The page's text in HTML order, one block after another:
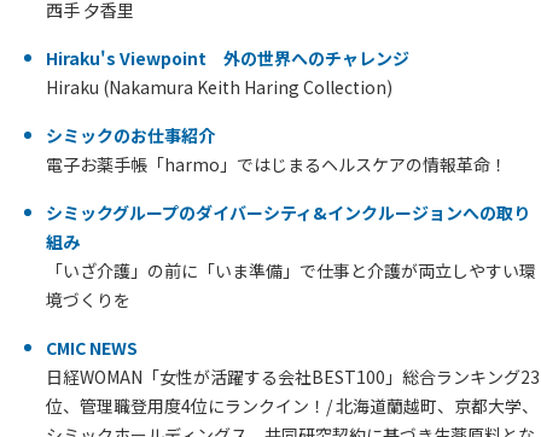
西手 夕香里
Hiraku's Viewpoint 外の世界へのチャレンジ
Hiraku (Nakamura Keith Haring Collection)
シミックのお仕事紹介
電子お薬手帳「harmo」ではじまるヘルスケアの情報革命！
シミックグループのダイバーシティ&インクルージョンへの取り
組み
「いざ介護」の前に「いま準備」で仕事と介護が両立しやすい環
境づくりを
CMIC NEWS
日経WOMAN「女性が活躍する会社BEST100」総合ランキング23
位、管理職登用度4位にランクイン！/ 北海道蘭越町、京都大学、